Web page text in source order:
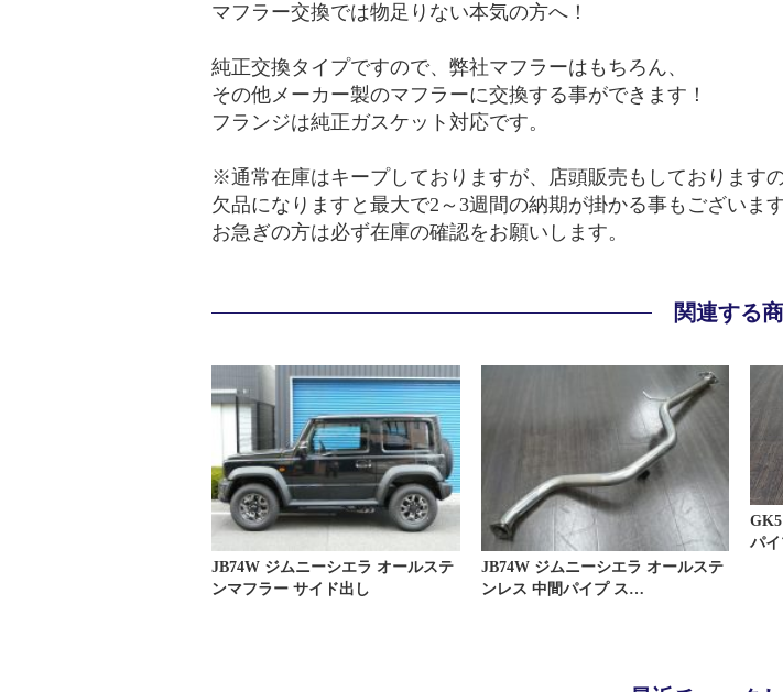
マフラー交換では物足りない本気の方へ！
純正交換タイプですので、弊社マフラーはもちろん、
その他メーカー製のマフラーに交換する事ができます！
フランジは純正ガスケット対応です。
※通常在庫はキープしておりますが、店頭販売もしております
欠品になりますと最大で2～3週間の納期が掛かる事もございます
お急ぎの方は必ず在庫の確認をお願いします。
関連する
JB74W ジムニーシエラ オールステ
ンマフラー サイド出し
JB74W ジムニーシエラ オールステ
ンレス 中間パイプ ス…
パ